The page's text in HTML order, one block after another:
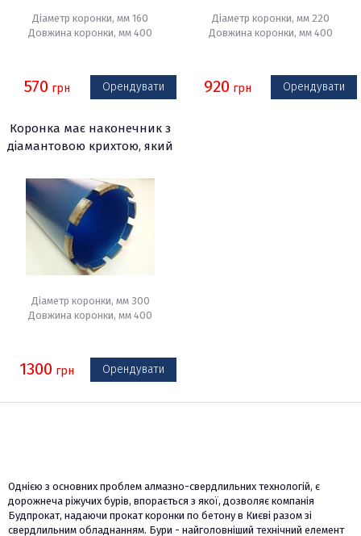
Діаметр коронки, мм 160
Довжина коронки, мм 400
570 грн Орендувати
Діаметр коронки, мм 220
Довжина коронки, мм 400
920 грн Орендувати
Коронка має наконечник з
діамантовою крихтою, який
свердління в твердих
поверхнях таких як бетон,
цегляна кладки і т.д.
Технологічне свердління
бетону вимагає сьогодні
застосування якісно нового
по бетону А
Діаметр коронки, мм 300
Довжина коронки, мм 400
1300 грн Орендувати
Однією з основних проблем алмазно-свердлильних технологій, є
дорожнеча ріжучих бурів, впорається з якої, дозволяє компанія
Будпрокат, надаючи прокат коронки по бетону в Києві разом зі
свердлильним обладнанням. Бури - найголовніший технічний елемент